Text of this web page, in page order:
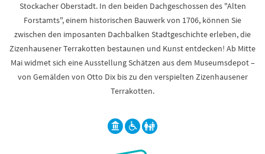
Stockacher Oberstadt. In den beiden Dachgeschossen des "Alten
Forstamts", einem historischen Bauwerk von 1706, können Sie
zwischen den imposanten Dachbalken Stadtgeschichte erleben, die
Zizenhausener Terrakotten bestaunen und Kunst entdecken! Ab Mitte
Mai widmet sich eine Ausstellung Schätzen aus dem Museumsdepot –
von Gemälden von Otto Dix bis zu den verspielten Zizenhausener
Terrakotten.